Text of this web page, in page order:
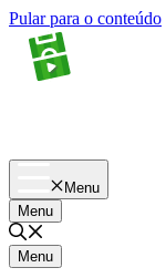
Pular para o conteúdo
Menu
Menu
Menu